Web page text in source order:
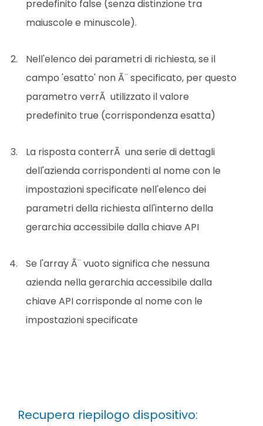
predefinito false (senza distinzione tra
maiuscole e minuscole).
Nell'elenco dei parametri di richiesta, se il
campo 'esatto' non Ã¨ specificato, per questo
parametro verrÃ utilizzato il valore
predefinito true (corrispondenza esatta)
La risposta conterrÃ una serie di dettagli
dell'azienda corrispondenti al nome con le
impostazioni specificate nell'elenco dei
parametri della richiesta all'interno della
gerarchia accessibile dalla chiave API
Se l'array Ã¨ vuoto significa che nessuna
azienda nella gerarchia accessibile dalla
chiave API corrisponde al nome con le
impostazioni specificate
Recupera riepilogo dispositivo: